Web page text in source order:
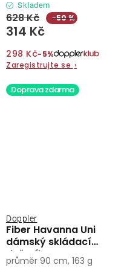
Skladem
314 Kč
628 Kč −50 %
298 Kč−5%
Zaregistrujte se ›
Doprava zdarma
Fiber Havanna Uni
dámský skládací
deštník
Doppler
průměr 90 cm, 163 g